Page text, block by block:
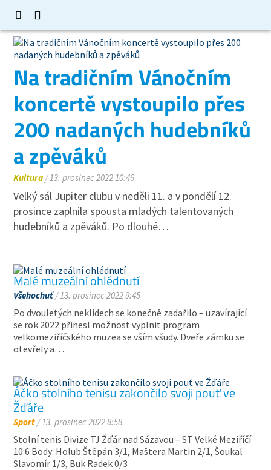
Na tradičním Vánočním
koncertě vystoupilo přes
200 nadaných hudebníků
a zpěváků
Kultura/ 13. prosinec 2022 10:46
Velký sál Jupiter clubu v neděli 11. a v pondělí 12.
prosince zaplnila spousta mladých talentovaných
hudebníků a zpěváků. Po dlouhé…
Malé muzeální ohlédnutí
Všehochuť/ 13. prosinec 2022 9:45
Po dvouletých neklidech se konečně zadařilo – uzavírající
se rok 2022 přinesl možnost vyplnit program
velkomeziříčského muzea se vším všudy. Dveře zámku se
otevřely a…
Áčko stolního tenisu zakončilo svoji pouť ve
Žďáře
Sport/ 13. prosinec 2022 8:58
Stolní tenis Divize TJ Žďár nad Sázavou – ST Velké Meziříčí
10:6 Body: Holub Štěpán 3/1, Maštera Martin 2/1, Šoukal
Slavomír 1/3, Buk Radek 0/3